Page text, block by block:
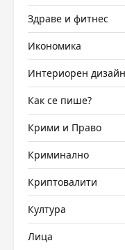
Здраве и фитнес
Икономика
Интериорен дизайн
Как се пише?
Крими и Право
Криминално
Криптовалити
Култура
Лица